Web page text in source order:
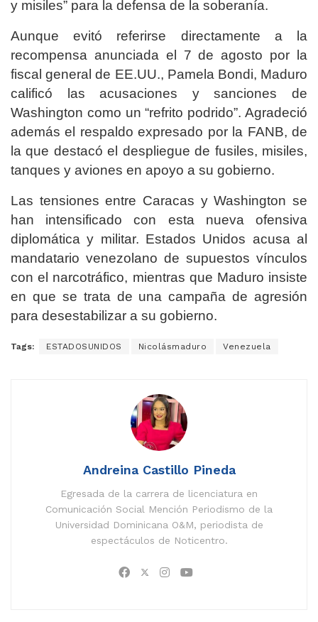
y misiles” para la defensa de la soberanía.
Aunque evitó referirse directamente a la
recompensa anunciada el 7 de agosto por la
fiscal general de EE.UU., Pamela Bondi, Maduro
calificó las acusaciones y sanciones de
Washington como un “refrito podrido”. Agradeció
además el respaldo expresado por la FANB, de
la que destacó el despliegue de fusiles, misiles,
tanques y aviones en apoyo a su gobierno.
Las tensiones entre Caracas y Washington se
han intensificado con esta nueva ofensiva
diplomática y militar. Estados Unidos acusa al
mandatario venezolano de supuestos vínculos
con el narcotráfico, mientras que Maduro insiste
en que se trata de una campaña de agresión
para desestabilizar a su gobierno.
Tags: ESTADOSUNIDOS Nicolásmaduro Venezuela
Andreina Castillo Pineda
Egresada de la carrera de licenciatura en
Comunicación Social Mención Periodismo de la
Universidad Dominicana O&M, periodista de
espectáculos de Noticentro.